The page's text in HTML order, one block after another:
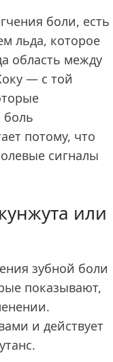
боли, есть
льда, которое
область между
— с той
боль
потому, что
сигналы
или
зубной боли
показывают,
и действует